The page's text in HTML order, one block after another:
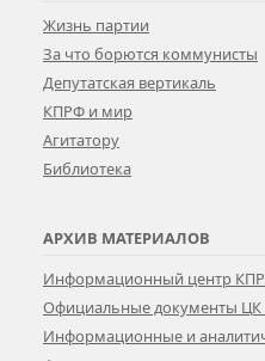
Жизнь партии
За что борются коммунисты
Депутатская вертикаль
КПРФ и мир
Агитатору
Библиотека
АРХИВ МАТЕРИАЛОВ
Информационный центр
Официальные документы
Информационные и